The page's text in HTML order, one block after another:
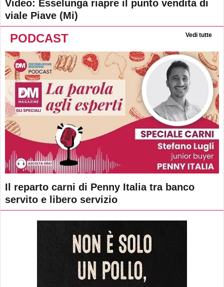
Video: Esselunga riapre il punto vendita di
viale Piave (Mi)
PODCAST Vedi tutte
Il reparto carni di Penny Italia tra banco
servito e libero servizio